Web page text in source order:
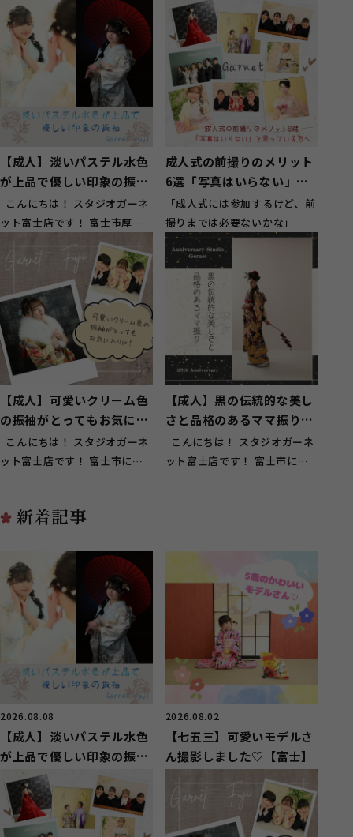
【成人】淡いパステル水色
が上品で優しい印象の振袖
【富士市厚原】
こんにちは！ スタジオガーネ
ット富士店です！ 富士市厚原
にお住いのお客様にもご来店頂
い...
成人式の前撮りのメリット
6選「写真はいらない」と
思っている方へ
「成人式には参加するけど、前
撮りまでは必要ないかな」
「アルバムを見返すこともない
し、写真にお金...
【成人】可愛いクリーム色
の振袖がとってもお気に入
りに！【富士】
こんにちは！ スタジオガーネ
ット富士店です！ 富士市にお
【成人】黒の伝統的な美し
さと品格のあるママ振りを
小物アレンジ【富士】
こんにちは！ スタジオガーネ
ット富士店です！ 富士市にお
新着記事
2026.08.08
【成人】淡いパステル水色
が上品で優しい印象の振袖
【富士市厚原】
2026.08.02
【七五三】可愛いモデルさ
ん撮影しました♡【富士】